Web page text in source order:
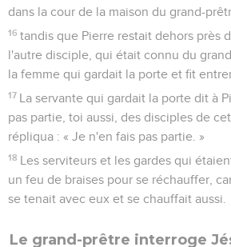
dans la cour de la maison du grand-
16 tandis que Pierre restait dehors près
l'autre disciple, qui était connu du
la femme qui gardait la porte et fit
17 La servante qui gardait la porte dit à
pas partie, toi aussi, des disciples de
répliqua : « Je n'en fais pas partie. »
18 Les serviteurs et les gardes qui
un feu de braises pour se réchauffer,
se tenait avec eux et se chauffait aussi.
Le grand-prêtre interroge